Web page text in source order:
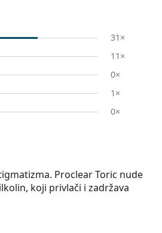
31×
11×
0×
1×
0×
Proclear Toric nude
koji privlači i zadržava